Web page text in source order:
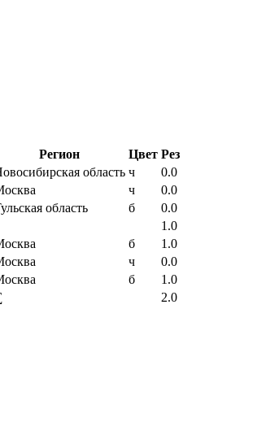
Регион Цвет Рез
область ч
0.0
ч
0.0
область б
0.0
1.0
б
1.0
ч
0.0
б
1.0
2.0